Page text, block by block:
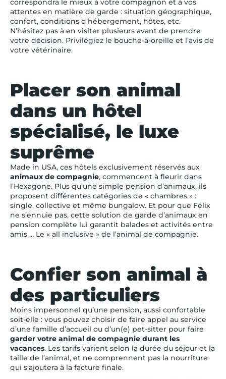
attentes en matière de garde : situation géographique,
confort, conditions d’hébergement, hôtes, etc.
N’hésitez pas à en visiter plusieurs avant de prendre
votre décision. Privilégiez le bouche-à-oreille et l’avis de
votre vétérinaire.
Placer son animal
dans un hôtel
spécialisé, le luxe
suprême
Made in USA, ces hôtels exclusivement réservés aux
animaux de compagnie, commencent à fleurir dans
l’Hexagone. Plus qu’une simple pension d’animaux, ils
proposent différentes catégories de « chambres » :
single, collective et même bungalow. Et pour que Félix
ne s’ennuie pas, cette solution de garde d’animaux en
pension complète lui garantit balades et activités entre
amis … Le « all inclusive » de l’animal de compagnie.
Confier son animal à
des particuliers
Moins impersonnel qu’une pension, aussi confortable
soit-elle : vous pouvez choisir de faire appel au service
d’une famille d’accueil ou d’un(e) pet-sitter pour faire
garder votre animal de compagnie durant les
vacances. Les tarifs varient selon la durée du séjour et la
taille de l’animal, et ne comprennent pas la nourriture
qui s’ajoutera à la facture finale.